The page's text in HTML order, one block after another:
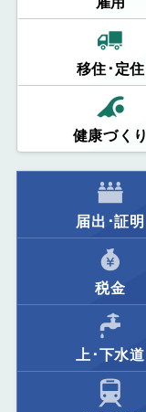
移住･定住
健康づくり
届出･証明
税金
上･下水道